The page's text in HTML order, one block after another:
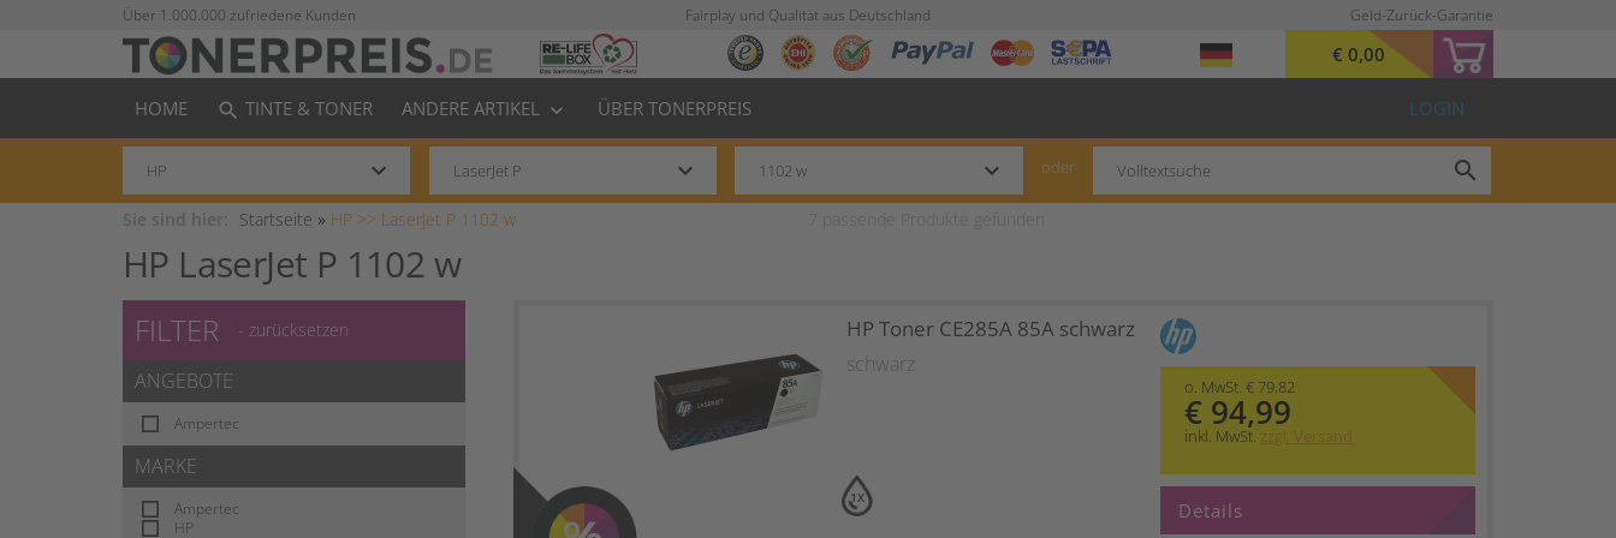
Über 1.000.000 zufriedene Kunden Fairplay und Qualität aus Deutschland Geld-Zurück-Garantie
€ 0,00
HOME search TINTE & TONER ANDERE ARTIKEL keyboard_arrow_down ÜBER TONERPREIS LOGIN
keyboard_arrow_down keyboard_arrow_down keyboard_arrow_down oder search
Startseite » HP >> LaserJet P 1102 w
HP LaserJet P 1102 w
FILTER - zurücksetzen
ANGEBOTE
Ampertec
MARKE
Ampertec
HP
1X
HP Toner CE285A 85A schwarz
schwarz
o. MwSt. € 79,82
€ 94,99
inkl. MwSt. zzgl. Versand
Details